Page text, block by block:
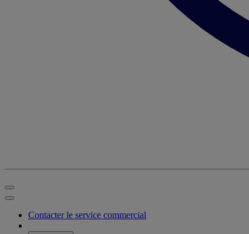
Contacter le service commercial